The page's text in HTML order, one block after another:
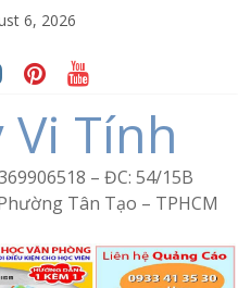
6, 2026
Tin học văn phòng cấp tốc
Ventoy
tính văn phòng cấp tốc
Vi Tính
– ĐC: 54/15B
Tân Tạo – TPHCM